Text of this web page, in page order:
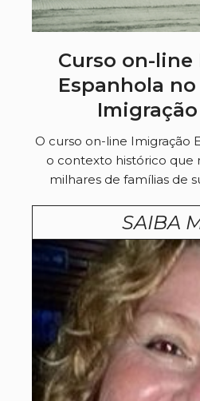
Curso on-line
Espanhola
Imigração
O curso on-line Imigração
o contexto histórico que
milhares de famílias de
SAIBA